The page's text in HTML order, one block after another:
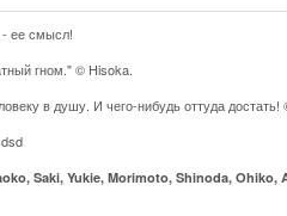
ее смысл!
гном." © Hisoka.
в душу. И чего-нибудь оттуда достать!
Saki, Yukie, Morimoto, Shinoda, Ohiko,